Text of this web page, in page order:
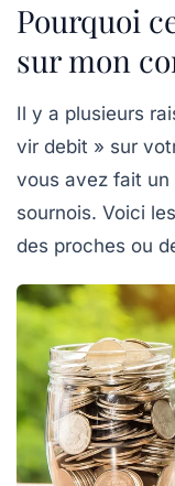
Pourquoi
sur mon
Il y a plusieurs
vir debit » sur
vous avez fait un
sournois. Voici
des proches ou